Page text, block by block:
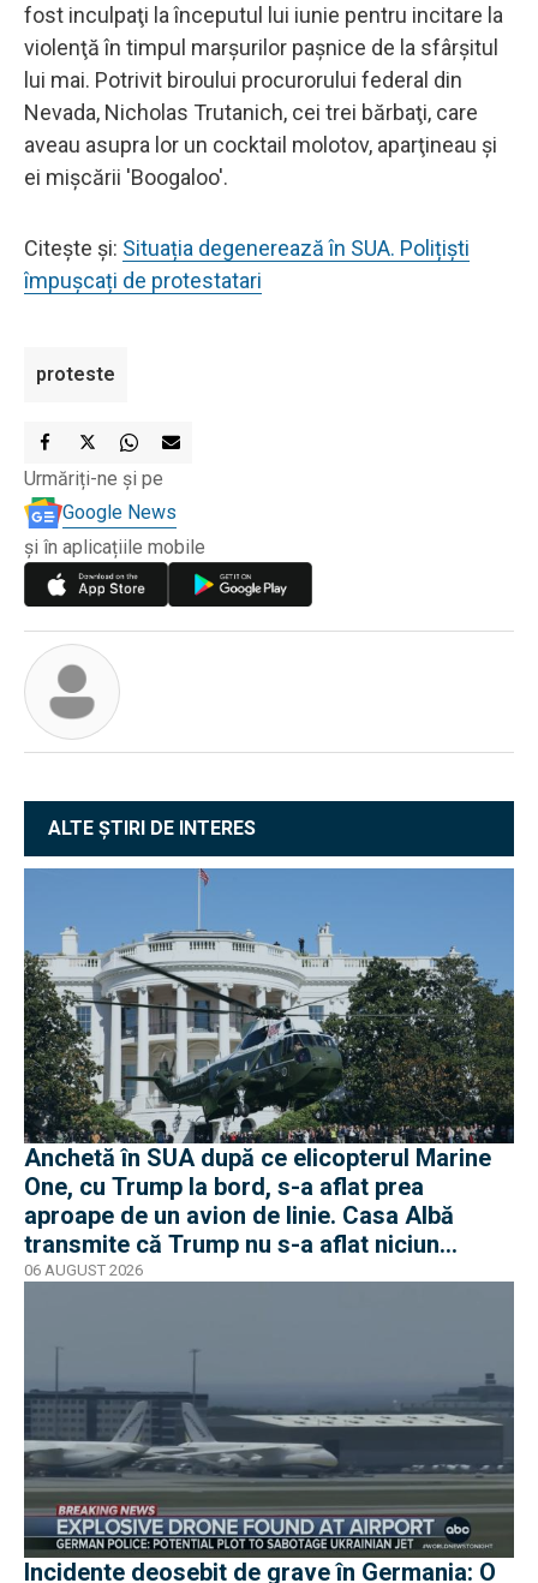
fost inculpaţi la începutul lui iunie pentru incitare la
violenţă în timpul marşurilor paşnice de la sfârşitul
lui mai. Potrivit biroului procurorului federal din
Nevada, Nicholas Trutanich, cei trei bărbaţi, care
aveau asupra lor un cocktail molotov, aparţineau şi
ei mişcării 'Boogaloo'.
Citește și: Situația degenerează în SUA. Polițiști
împușcați de protestatari
proteste
Urmăriți-ne și pe
Google News
și în aplicațiile mobile
ALTE ȘTIRI DE INTERES
Anchetă în SUA după ce elicopterul Marine
One, cu Trump la bord, s-a aflat prea
aproape de un avion de linie. Casa Albă
transmite că Trump nu s-a aflat niciun
moment în pericol
06 AUGUST 2026
Incidente deosebit de grave în Germania: O